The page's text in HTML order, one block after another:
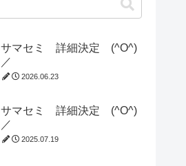
サマセミ 詳細決定 (^O^)
／
2026.06.23
サマセミ 詳細決定 (^O^)
／
2025.07.19